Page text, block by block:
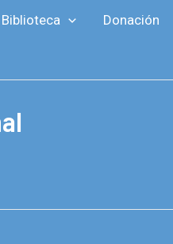
Biblioteca Donación